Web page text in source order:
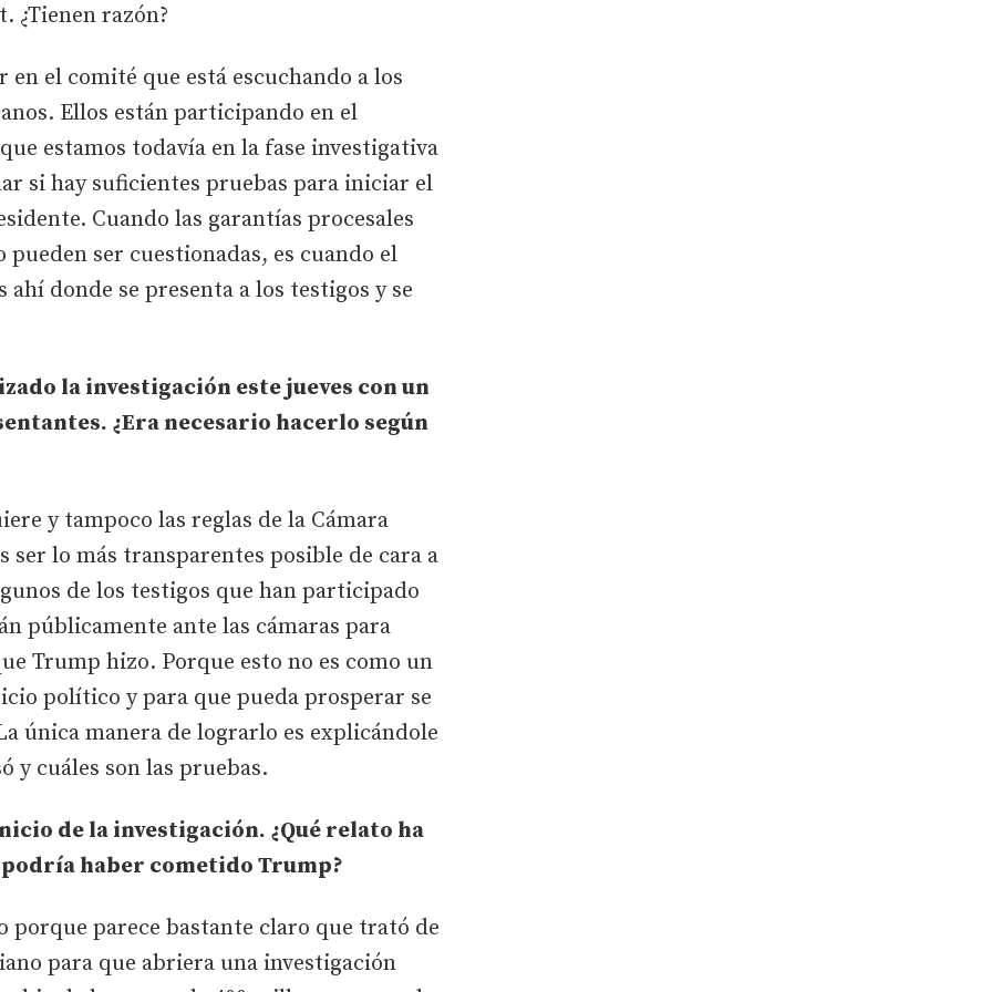
¿Tienen razón?
en el comité que está escuchando a los
Ellos están participando en el
estamos todavía en la fase investigativa
si hay suficientes pruebas para iniciar el
Cuando las garantías procesales
ser cuestionadas, es cuando el
ahí donde se presenta a los testigos y se
la investigación este jueves con un
¿Era necesario hacerlo según
y tampoco las reglas de la Cámara
ser lo más transparentes posible de cara a
de los testigos que han participado
públicamente ante las cámaras para
Trump hizo. Porque esto no es como un
político y para que pueda prosperar se
única manera de lograrlo es explicándole
y cuáles son las pruebas.
de la investigación. ¿Qué relato ha
haber cometido Trump?
porque parece bastante claro que trató de
para que abriera una investigación